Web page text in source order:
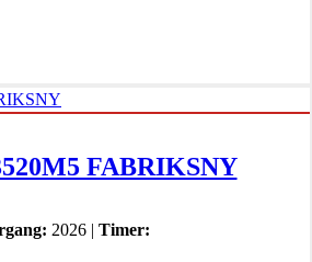
FABRIKSNY
2026 | Timer: